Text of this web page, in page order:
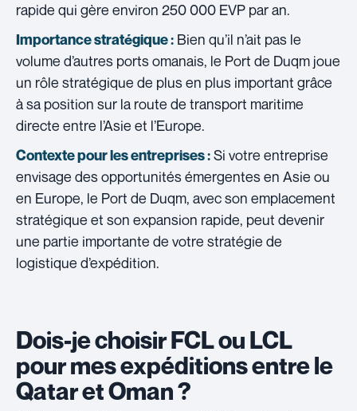
rapide qui gère environ 250 000 EVP par an.
Importance stratégique : Bien qu’il n’ait pas le
volume d’autres ports omanais, le Port de Duqm joue
un rôle stratégique de plus en plus important grâce
à sa position sur la route de transport maritime
directe entre l’Asie et l’Europe.
Contexte pour les entreprises :Si votre entreprise
envisage des opportunités émergentes en Asie ou
en Europe, le Port de Duqm, avec son emplacement
stratégique et son expansion rapide, peut devenir
une partie importante de votre stratégie de
logistique d’expédition.
Dois-je choisir FCL ou LCL
pour mes expéditions entre le
Qatar et Oman ?